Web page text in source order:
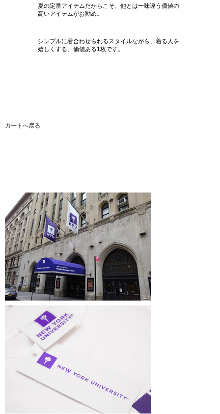
夏の定番アイテムだからこそ、他とは一味違う価値の
高いアイテムがお勧め。
シンプルに着合わせられるスタイルながら、着る人を
嬉しくする、価値ある1枚です。
カートへ戻る